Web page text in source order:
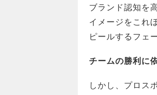
ブランド認知を
イメージをこれ
ピールするフェ
チームの勝利に
しかし、プロス